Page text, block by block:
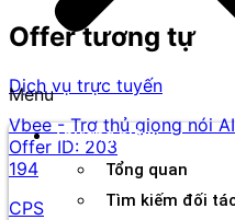
Menu
Thương hiệu
Tổng quan
Tìm kiếm đối
Offer tương tự
Dịch vụ trực tuyến
Vbee - Trợ thủ giọng nói AI
Offer ID: 203
194
CPS